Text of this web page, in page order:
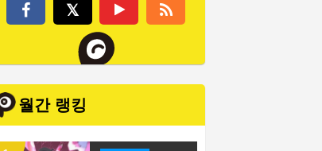
월간 랭킹